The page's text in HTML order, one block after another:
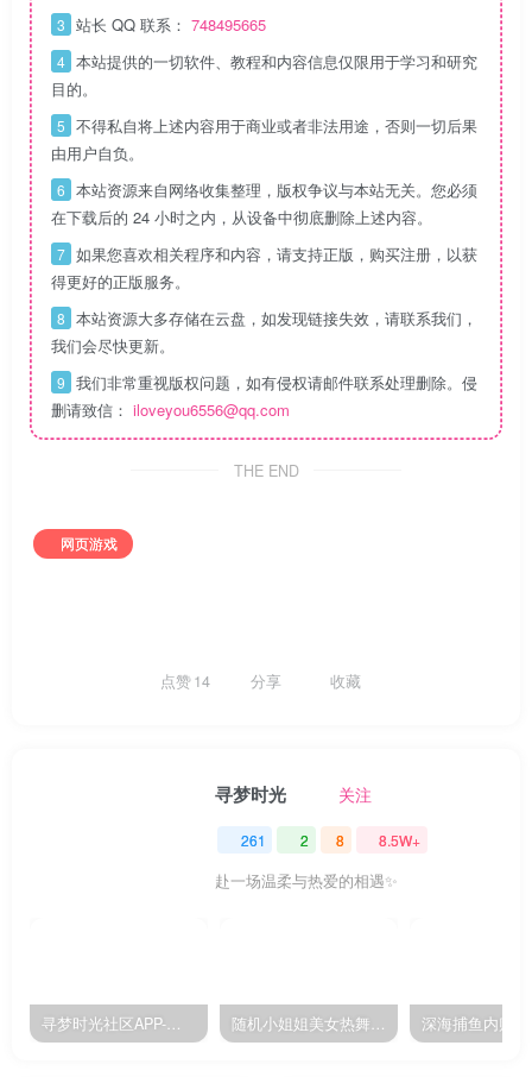
3 站长 QQ 联系： 748495665
4
目的。
5
由用户自负。
6
在下载后的 24 小时之内，从设备中彻底删除上述内容。
7
得更好的正版服务。
8
我们会尽快更新。
9
删请致信： iloveyou6556@qq.com
THE END
网页游戏
点赞14 分享 收藏
寻梦时光 关注
261 2 8 8.5W+
赴一场温柔与热爱的相遇✨
寻梦时光社区APP-版本已更新到1.1.16 随机小姐姐美女热舞源码 v6.0版本 深海捕鱼内购